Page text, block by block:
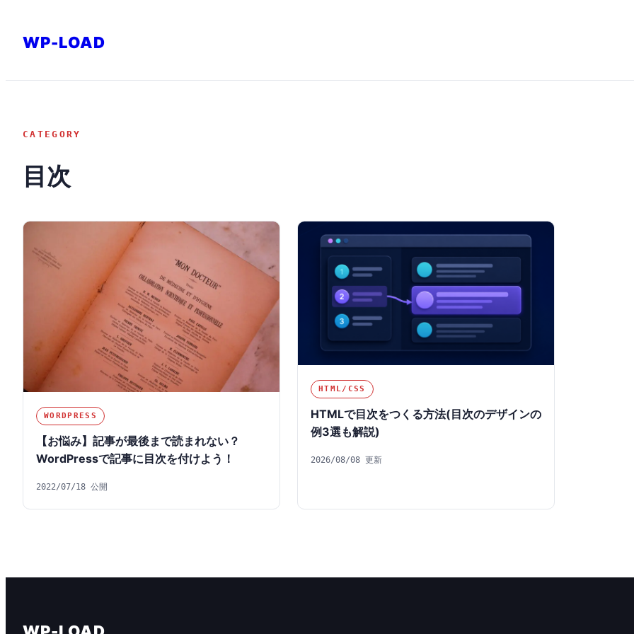
ス
WP-LOAD
CATEGORY
目次
WORDPRESS
【お悩み】記事が最後まで読まれない？
WordPressで記事に目次を付けよう！
2022/07/18 公開
HTML/CSS
HTMLで目次をつくる方法(目次のデザインの
例3選も解説)
2026/08/08 更新